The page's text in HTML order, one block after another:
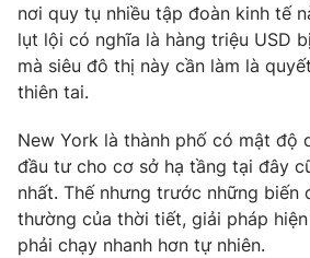
nơi quy tụ nhiều tập đoàn kinh tế
lụt lội có nghĩa là hàng triệu USD
mà siêu đô thị này cần làm là
thiên tai.
New York là thành phố có mật độ
đầu tư cho cơ sở hạ tầng tại đây
nhất. Thế nhưng trước những biến
thường của thời tiết, giải pháp
phải chạy nhanh hơn tự nhiên.